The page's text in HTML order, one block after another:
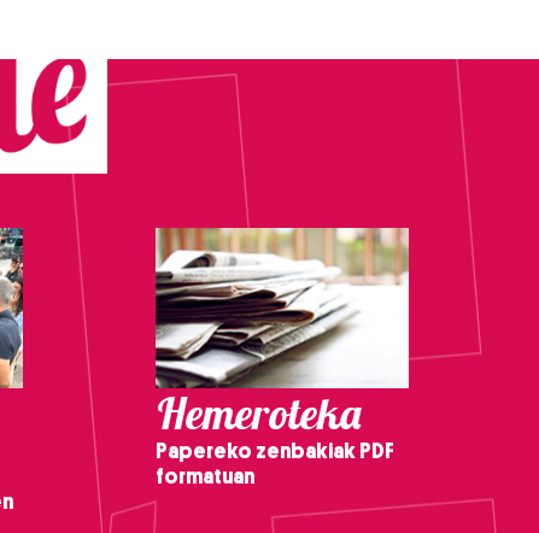
Hemeroteka
Papereko zenbakiak PDF
formatuan